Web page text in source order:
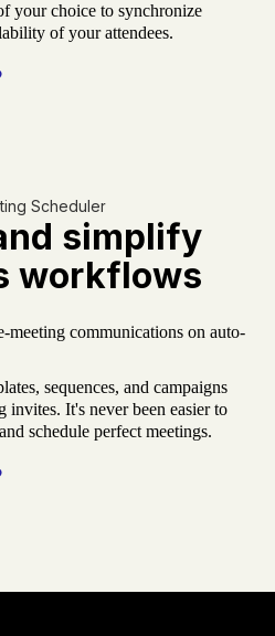
your choice to synchronize
of your attendees.
simplify
workflows
communications on auto-
sequences, and campaigns
It's never been easier to
schedule perfect meetings.